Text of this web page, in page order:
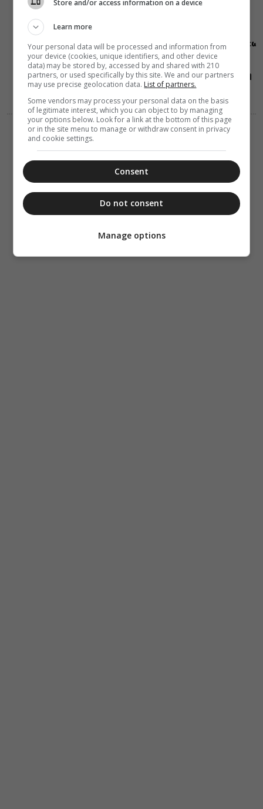
ΜΗΤΡΟΠΟΛΕΙΣ
Μεταμορφώσεως
του Σωτήρος
σε
Μεταμόρφωση
Μολάων και
Ανθοχώρι
ΔΙΑΛΟΓΟΣ
ΔΙΑΦΟΡΑ
19:10
Οι φύσεις του
Store and/or access information on a device
Learn more
Your personal data will be processed and information from
your device (cookies, unique identifiers, and other device
data) may be stored by, accessed by and shared with 210
partners, or used specifically by this site. We and our partners
may use precise geolocation data. List of partners.
Some vendors may process your personal data on the basis
of legitimate interest, which you can object to by managing
your options below. Look for a link at the bottom of this page
or in the site menu to manage or withdraw consent in privacy
and cookie settings.
Consent
Do not consent
Manage options